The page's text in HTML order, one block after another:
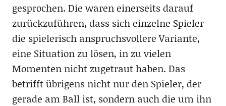
gesprochen. Die waren einerseits darauf
zurückzuführen, dass sich einzelne Spieler
die spielerisch anspruchsvollere Variante,
eine Situation zu lösen, in zu vielen
Momenten nicht zugetraut haben. Das
betrifft übrigens nicht nur den Spieler, der
gerade am Ball ist, sondern auch die um ihn